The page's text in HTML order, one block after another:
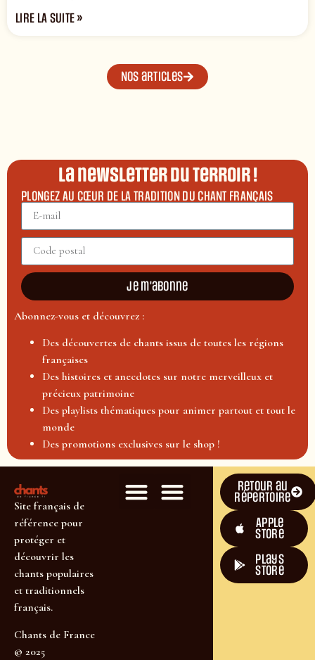
LIRE LA SUITE »
Nos articles
La newsletter du terroir !
PLONGEZ AU CŒUR DE LA TRADITION DU CHANT FRANÇAIS
Je m'abonne
Abonnez-vous et découvrez :
Des découvertes de chants issus de toutes les régions
françaises
Des histoires et anecdotes sur notre merveilleux et
précieux patrimoine
Des playlists thématiques pour animer partout et tout le
monde
Des promotions exclusives sur le shop !
Site français de
référence pour
protéger et
découvrir les
chants populaires
et traditionnels
français.
Chants de France
© 2025
Retour au
répertoire
Apple
Store
plays
store